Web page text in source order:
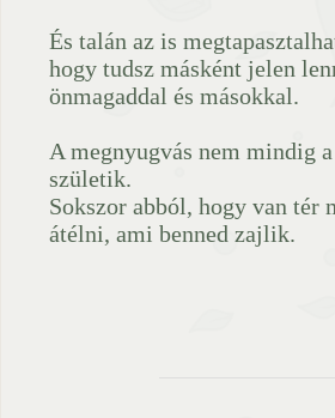
És talán az is
hogy tudsz másként jelen
önmagaddal és másokkal.
A megnyugvás nem mindig
születik.
Sokszor abból, hogy van tér
átélni, ami benned zajlik.